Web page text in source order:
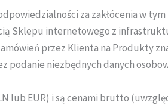
za zakłócenia w
Sklepu internetowego z
przez Klienta na Produkty
podanie niezbędnych danych
lub EUR) i są cenami brutto